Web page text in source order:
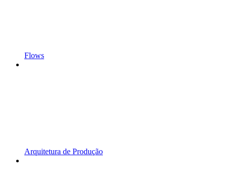
Flows
Arquitetura de Produção